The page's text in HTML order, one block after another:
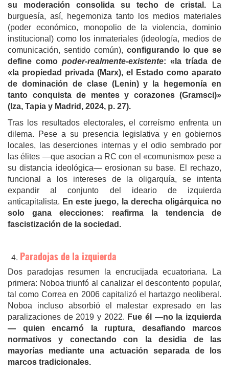
su moderación consolida su techo de cristal. La
burguesía, así, hegemoniza tanto los medios materiales
(poder económico, monopolio de la violencia, dominio
institucional) como los inmateriales (ideología, medios de
comunicación, sentido común), configurando lo que se
define como poder-realmente-existente: «la tríada de
« la propiedad privada (Marx), el Estado como aparato
de dominación de clase (Lenin) y la hegemonía en
tanto conquista de mentes y corazones (Gramsci)»
(Iza, Tapia y Madrid, 2024, p. 27).
Tras los resultados electorales, el correísmo enfrenta un
dilema. Pese a su presencia legislativa y en gobiernos
locales, las deserciones internas y el odio sembrado por
las élites —que asocian a RC con el «comunismo» pese a
su distancia ideológica— erosionan su base. El rechazo,
funcional a los intereses de la oligarquía, se intenta
expandir al conjunto del ideario de izquierda
anticapitalista. En este juego, la derecha oligárquica no
solo gana elecciones: reafirma la tendencia de
fascistización de la sociedad.
Paradojas de la izquierda
Dos paradojas resumen la encrucijada ecuatoriana. La
primera: Noboa triunfó al canalizar el descontento popular,
tal como Correa en 2006 capitalizó el hartazgo neoliberal.
Noboa incluso absorbió el malestar expresado en las
paralizaciones de 2019 y 2022. Fue él —no la izquierda
— quien encarnó la ruptura, desafiando marcos
normativos y conectando con la desidia de las
mayorías mediante una actuación separada de los
marcos tradicionales.